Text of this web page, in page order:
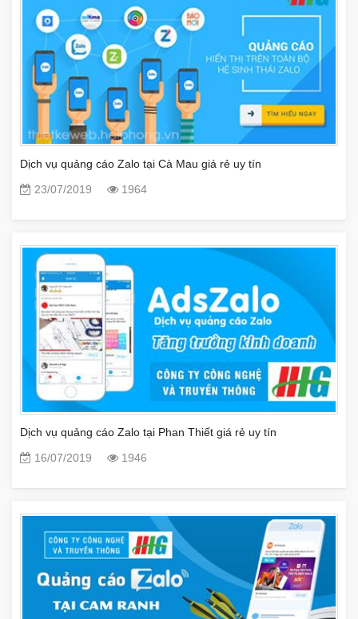
Dịch vụ quảng cáo Zalo tại Cà Mau giá rẻ uy tín
23/07/2019
1964
Dịch vụ quảng cáo Zalo tại Phan Thiết giá rẻ uy tín
16/07/2019
1946